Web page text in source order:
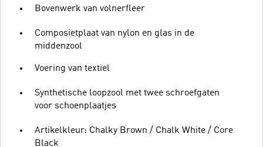
Bovenwerk van volnerfleer
Composietplaat van nylon en glas in de
middenzool
Voering van textiel
Synthetische loopzool met twee schroefgaten
voor schoenplaatjes
Artikelkleur: Chalky Brown / Chalk White / Core
Black